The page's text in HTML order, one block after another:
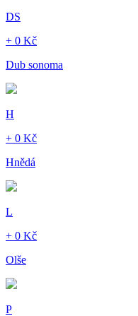
DS
+ 0 Kč
Dub sonoma
H
+ 0 Kč
Hnědá
L
+ 0 Kč
Olše
P